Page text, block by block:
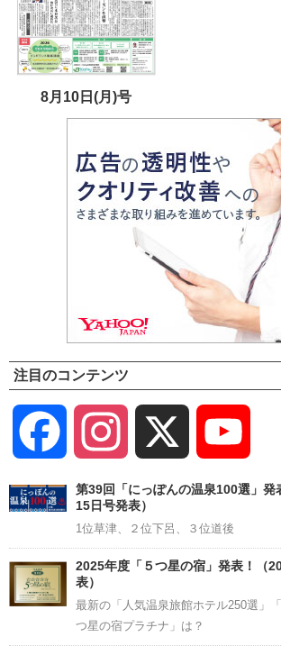
8月10日(月)号
注目のコンテンツ
Facebook Instagram
第39回「にっぽんの温泉100選」発
15日号発表）
1位草津、２位下呂、３位道後
2025年度「５つ星の宿」発表！（
表）
最新の「人気温泉旅館ホテル250選」
つ星の宿プラチナ」は？